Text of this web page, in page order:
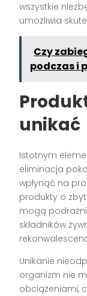
wszystkie
umożliwia
Czy
podczas i
unikać
Istotnym
eliminacja
wpłynąć na
produkty o
mogą
składników
Unikanie
organizm nie
obciążeniami,